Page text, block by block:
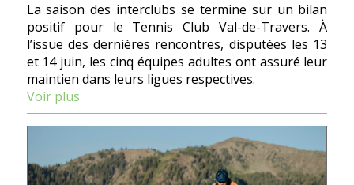
La saison des interclubs se termine sur un bilan
positif pour le Tennis Club Val-de-Travers. À
l’issue des dernières rencontres, disputées les 13
et 14 juin, les cinq équipes adultes ont assuré leur
maintien dans leurs ligues respectives.
Voir plus